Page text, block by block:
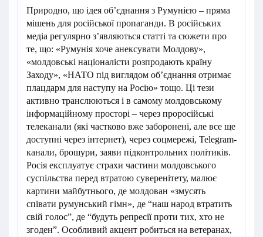
Природно, що ідея об’єднання з Румунією – пряма
мішень для російської пропаганди. В російських
медіа регулярно з’являються статті та сюжети про
те, що: «Румунія хоче анексувати Молдову»,
«молдовські націоналісти розпродають країну
Заходу», «НАТО під виглядом об’єднання отримає
плацдарм для наступу на Росію» тощо. Ці тези
активно транслюються і в самому молдовському
інформаційному просторі – через проросійські
телеканали (які частково вже заборонені, але все ще
доступні через інтернет), через соцмережі, Telegram-
канали, брошури, заяви підконтрольних політиків.
Росія експлуатує страхи частини молдовського
суспільства перед втратою суверенітету, малює
картини майбутнього, де молдован «змусять
співати румунський гімн», де “наш народ втратить
свій голос”, де “будуть репресії проти тих, хто не
згоден”. Особливий акцент робиться на ветеранах,